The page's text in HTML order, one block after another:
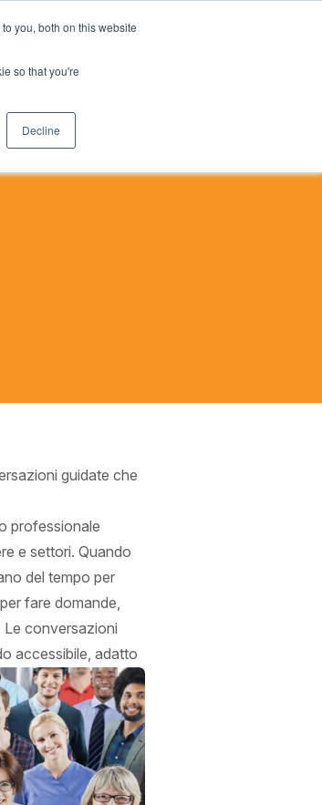
you, both on this website
so that you're
Decline
guidate che
professionale
e settori. Quando
del tempo per
fare domande,
Le conversazioni
accessibile, adatto